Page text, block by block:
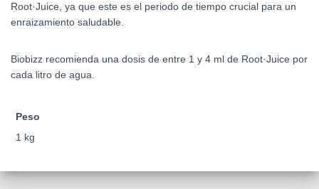
Root·Juice, ya que este es el periodo de tiempo crucial para un
enraizamiento saludable.
Biobizz recomienda una dosis de entre 1 y 4 ml de Root·Juice por
cada litro de agua.
Peso
1 kg